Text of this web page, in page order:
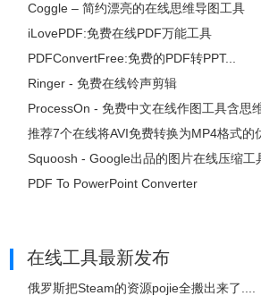
Coggle – 简约漂亮的在线思维导图工具
iLovePDF:免费在线PDF万能工具
PDFConvertFree:免费的PDF转PPT...
Ringer - 免费在线铃声剪辑
ProcessOn - 免费中文在线作图工具含思
推荐7个在线将AVI免费转换为MP4格式的
Squoosh - Google出品的图片在线压缩工
PDF To PowerPoint Converter
在线工具最新发布
俄罗斯把Steam的资源pojie全搬出来了....